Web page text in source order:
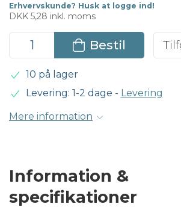
Erhvervskunde? Husk at logge ind!
DKK 5,28 inkl. moms
Bestil
10 på lager
Levering: 1-2 dage - Levering
Mere information
Information &
specifikationer